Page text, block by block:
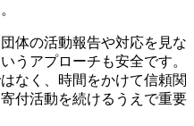
体の活動報告や対応を見な
うアプローチも安全です。
なく、時間をかけて信頼関
付活動を続けるうえで重要